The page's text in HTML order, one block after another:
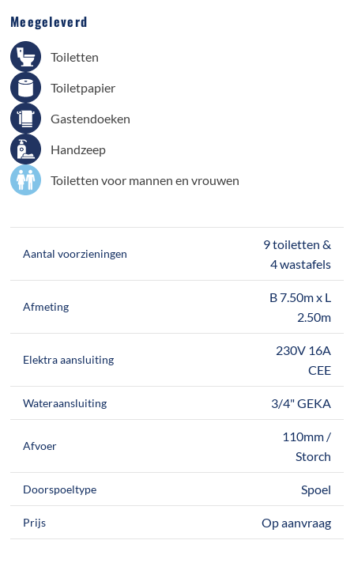
Meegeleverd
Toiletten
Toiletpapier
Gastendoeken
Handzeep
Toiletten voor mannen en vrouwen
Aantal voorzieningen
9 toiletten &
4 wastafels
Afmeting
B 7.50m x L
2.50m
Elektra aansluiting
230V 16A
CEE
Wateraansluiting 3/4" GEKA
Afvoer
110mm /
Storch
Doorspoeltype Spoel
Prijs Op aanvraag